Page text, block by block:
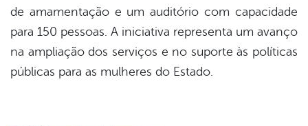
de amamentação e um auditório com capacidade
para 150 pessoas. A iniciativa representa um avanço
na ampliação dos serviços e no suporte às políticas
públicas para as mulheres do Estado.